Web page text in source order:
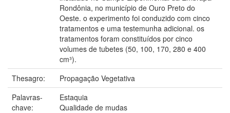
Rondônia, no município de Ouro Preto do
Oeste. o experimento foi conduzido com cinco
tratamentos e uma testemunha adicional. os
tratamentos foram constituídos por cinco
volumes de tubetes (50, 100, 170, 280 e 400
cm³).
Thesagro:
Propagação Vegetativa
Palavras-
chave:
Estaquia
Qualidade de mudas